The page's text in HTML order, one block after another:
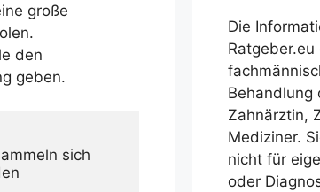
große
den
geben.
sich
Die
Behandlung
Zahnärztin,
Mediziner.
nicht für
oder